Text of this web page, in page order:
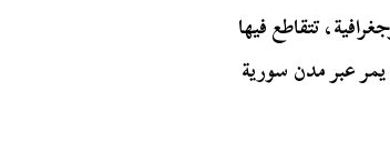
تتقاطع فيها
عبر مدن سورية